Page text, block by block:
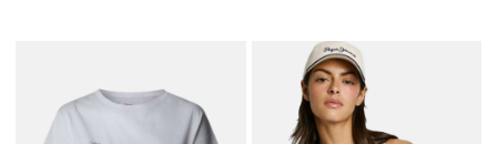
Adicionar aos Favoritos